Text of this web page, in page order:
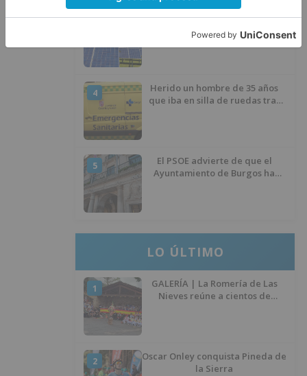
3
Seis proyectos de Burgos
para impulsar plantas solares
4
Herido un hombre de 35 años
que iba en silla de ruedas tras
5
El PSOE advierte de que el
Ayuntamiento de Burgos ha
LO ÚLTIMO
1
GALERÍA | La Romería de Las
Nieves reúne a cientos de
2
Oscar Onley conquista Pineda de
la Sierra